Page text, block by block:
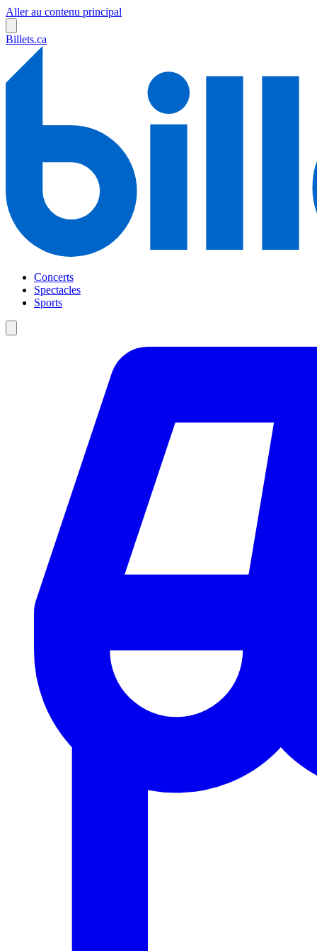
Aller au contenu principal
Billets.ca
Concerts
Spectacles
Sports